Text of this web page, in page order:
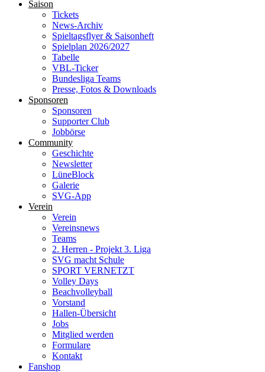
Saison
Tickets
News-Archiv
Spieltagsflyer & Saisonheft
Spielplan 2026/2027
Tabelle
VBL-Ticker
Bundesliga Teams
Presse, Fotos & Downloads
Sponsoren
Sponsoren
Supporter Club
Jobbörse
Community
Geschichte
Newsletter
LüneBlock
Galerie
SVG-App
Verein
Verein
Vereinsnews
Teams
2. Herren - Projekt 3. Liga
SVG macht Schule
SPORT VERNETZT
Volley Days
Beachvolleyball
Vorstand
Hallen-Übersicht
Jobs
Mitglied werden
Formulare
Kontakt
Fanshop